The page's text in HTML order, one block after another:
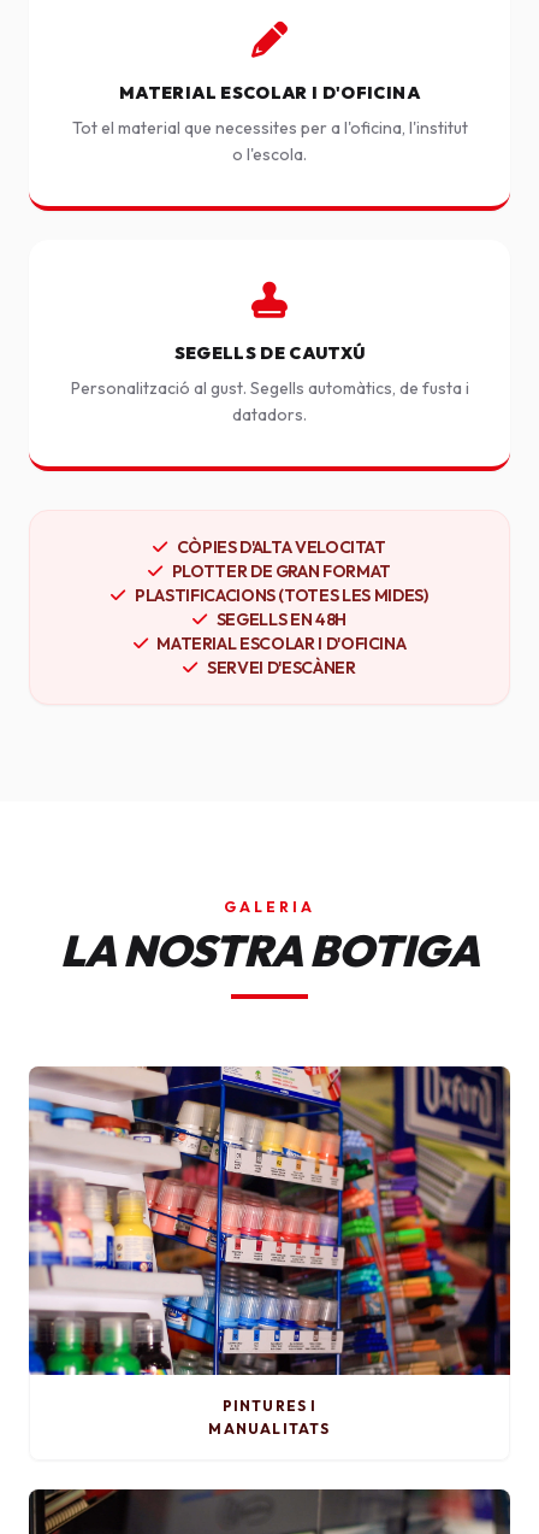
MATERIAL ESCOLAR I D'OFICINA
Tot el material que necessites per a l'oficina, l'institut
o l'escola.
SEGELLS DE CAUTXÚ
Personalització al gust. Segells automàtics, de fusta i
datadors.
CÒPIES D'ALTA VELOCITAT
PLOTTER DE GRAN FORMAT
PLASTIFICACIONS (TOTES LES MIDES)
SEGELLS EN 48H
MATERIAL ESCOLAR I D'OFICINA
SERVEI D'ESCÀNER
GALERIA
LA NOSTRA BOTIGA
PINTURES I
MANUALITATS